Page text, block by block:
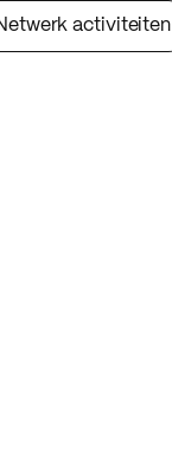
activiteiten